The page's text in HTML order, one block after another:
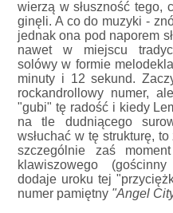
wierzą w słuszność
ginęli. A co do muzyki -
jednak ona pod naporem
nawet w miejscu
solówy w formie
minuty i 12 sekund.
rockandrollowy numer,
"gubi" tę radość i kiedy
na tle dudniącego
wsłuchać w tę strukturę,
szczególnie zaś
klawiszowego
dodaje uroku tej
numer pamiętny "Angel